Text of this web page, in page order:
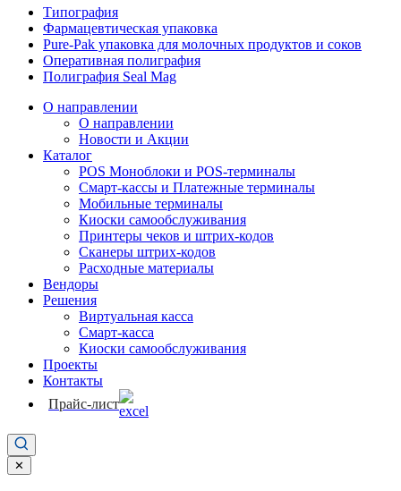
Типография
Фармацевтическая упаковка
Pure-Pak упаковка для молочных продуктов и соков
Оперативная полиграфия
Полиграфия Seal Mag
О направлении
О направлении
Новости и Акции
Каталог
POS Моноблоки и POS-терминалы
Смарт-кассы и Платежные терминалы
Мобильные терминалы
Киоски самообслуживания
Принтеры чеков и штрих-кодов
Cканеры штрих-кодов
Расходные материалы
Вендоры
Решения
Виртуальная касса
Смарт-касса
Киоски самообслуживания
Проекты
Контакты
Прайс-лист
✕